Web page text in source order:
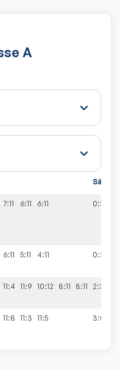
A
Sätze
7:11 6:11 6:11 0:3
6:11 5:11 4:11 0:3
11:4 11:9 10:12 8:11 8:11 2:3
11:8 11:3 11:5 3:0